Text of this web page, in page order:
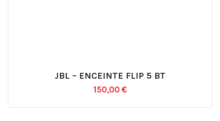
JBL – ENCEINTE FLIP 5 BT
150,00 €
la